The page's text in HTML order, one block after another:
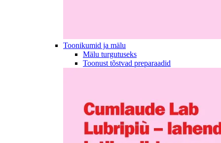
Toonikumid ja mälu
Mälu turgutuseks
Toonust tõstvad preparaadid